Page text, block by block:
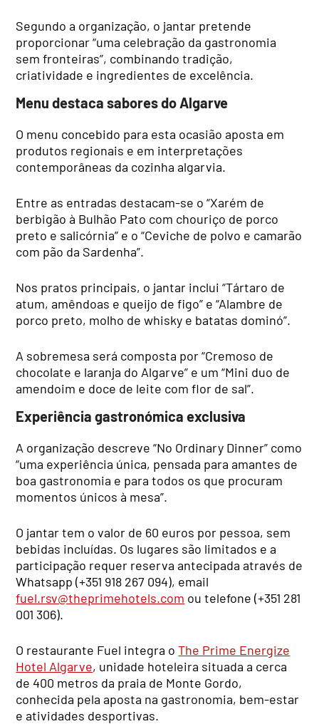
Segundo a organização, o jantar pretende
proporcionar “uma celebração da gastronomia
sem fronteiras”, combinando tradição,
criatividade e ingredientes de excelência.
Menu destaca sabores do Algarve
O menu concebido para esta ocasião aposta em
produtos regionais e em interpretações
contemporâneas da cozinha algarvia.
Entre as entradas destacam-se o “Xarém de
berbigão à Bulhão Pato com chouriço de porco
preto e salicórnia” e o “Ceviche de polvo e camarão
com pão da Sardenha”.
Nos pratos principais, o jantar inclui “Tártaro de
atum, amêndoas e queijo de figo” e “Alambre de
porco preto, molho de whisky e batatas dominó”.
A sobremesa será composta por “Cremoso de
chocolate e laranja do Algarve” e um “Mini duo de
amendoim e doce de leite com flor de sal”.
Experiência gastronómica exclusiva
A organização descreve “No Ordinary Dinner” como
“uma experiência única, pensada para amantes de
boa gastronomia e para todos os que procuram
momentos únicos à mesa”.
O jantar tem o valor de 60 euros por pessoa, sem
bebidas incluídas. Os lugares são limitados e a
participação requer reserva antecipada através de
Whatsapp (+351 918 267 094), email
fuel.rsv@theprimehotels.com ou telefone (+351 281
001 306).
O restaurante Fuel integra oThe Prime Energize
Hotel Algarve, unidade hoteleira situada a cerca
de 400 metros da praia de Monte Gordo,
conhecida pela aposta na gastronomia, bem-estar
e atividades desportivas.